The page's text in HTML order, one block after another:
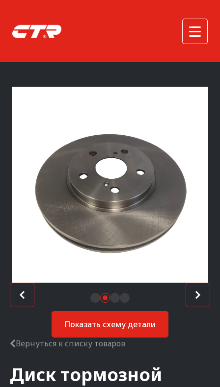
Показать схему детали
Вернуться к списку товаров
Диск тормозной